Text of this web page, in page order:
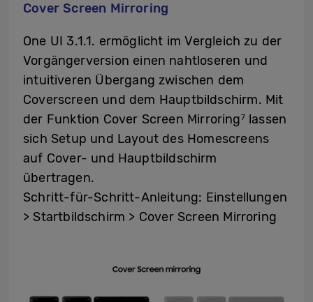
Cover Screen Mirroring
One UI 3.1.1. ermöglicht im Vergleich zu der
Vorgängerversion einen nahtloseren und
intuitiveren Übergang zwischen dem
Coverscreen und dem Hauptbildschirm. Mit
der Funktion Cover Screen Mirroring7lassen
sich Setup und Layout des Homescreens
auf Cover- und Hauptbildschirm
übertragen.
Schritt-für-Schritt-Anleitung: Einstellungen
> Startbildschirm > Cover Screen Mirroring